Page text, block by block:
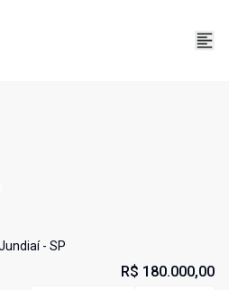
- SP
R$ 180.000,00